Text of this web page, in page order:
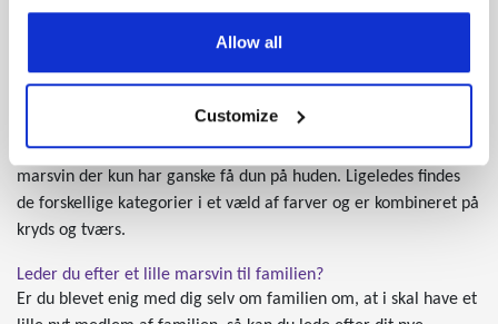
Allow all
Customize
som de er blevet mere og mere populære i fangenskab, så er
der også blevet interesse i at avle særlige egenskaber frem i
forhold til deres udseende. Dette betyder, at der ikke kun findes
Der findes korthårede, ruhårede og langhårede marsvin, og
derudover findes der endda også helt hårløse marsvin eller
marsvin der kun har ganske få dun på huden. Ligeledes findes
de forskellige kategorier i et væld af farver og er kombineret på
kryds og tværs.
Leder du efter et lille marsvin til familien?
Er du blevet enig med dig selv om familien om, at i skal have et